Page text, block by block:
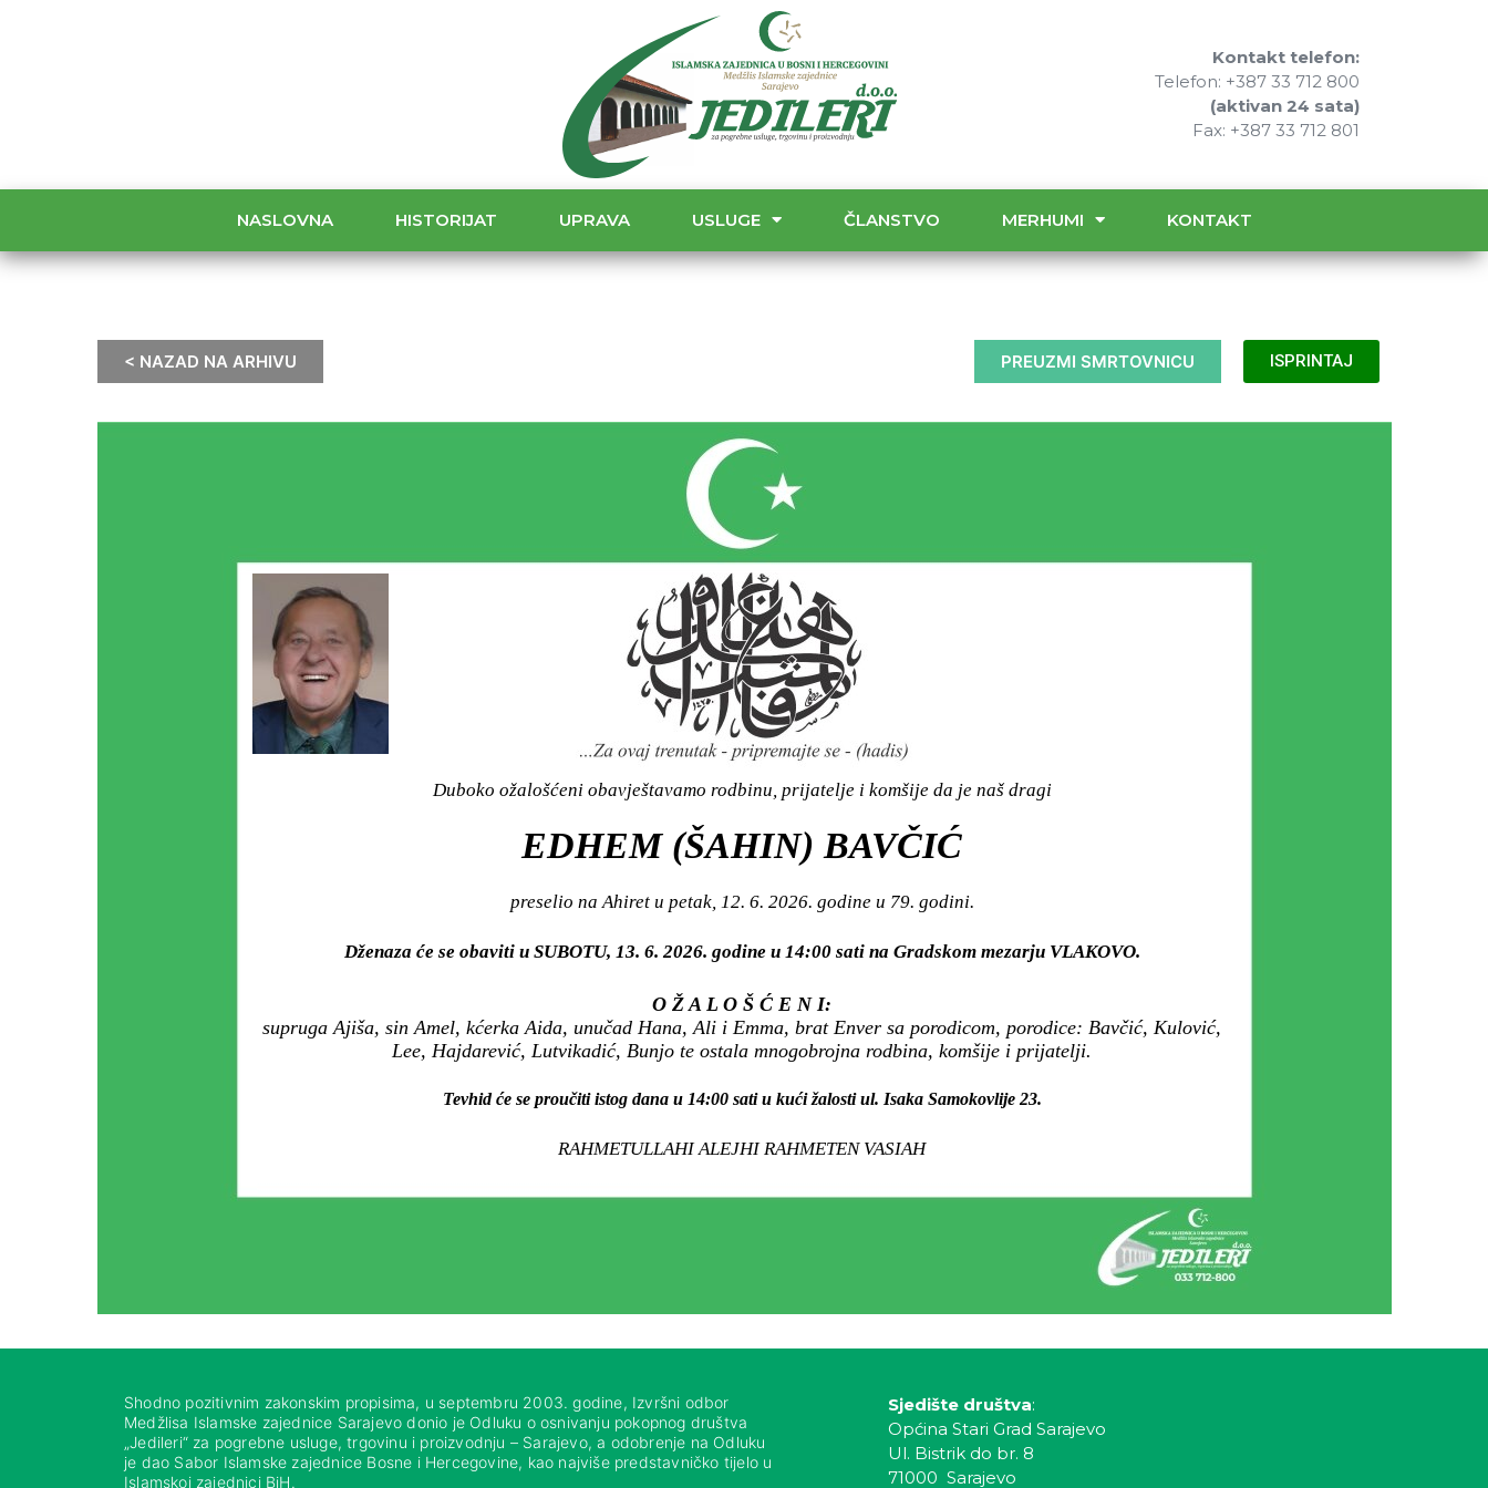
Kontakt telefon:
Telefon: +387 33 712 800
(aktivan 24 sata)
Fax: +387 33 712 801
NASLOVNA HISTORIJAT UPRAVA USLUGE ČLANSTVO MERHUMI KONTAKT
< NAZAD NA ARHIVU PREUZMI SMRTOVNICU ISPRINTAJ
Duboko ožalošćeni obavještavamo rodbinu, prijatelje i komšije da je naš dragi
EDHEM (ŠAHIN) BAVČIĆ
preselio na Ahiret u petak, 12. 6. 2026. godine u 79. godini.
Dženaza će se obaviti u SUBOTU, 13. 6. 2026. godine u 14:00 sati na Gradskom mezarju VLAKOVO.
O Ž A L O Š Ć E N I:
supruga Ajiša, sin Amel, kćerka Aida, unučad Hana, Ali i Emma, brat Enver sa porodicom, porodice: Bavčić, Kulović,
Lee, Hajdarević, Lutvikadić, Bunjo te ostala mnogobrojna rodbina, komšije i prijatelji.
Tevhid će se proučiti istog dana u 14:00 sati u kući žalosti ul. Isaka Samokovlije 23.
RAHMETULLAHI ALEJHI RAHMETEN VASIAH
Shodno pozitivnim zakonskim propisima, u septembru 2003. godine, Izvršni odbor
Medžlisa Islamske zajednice Sarajevo donio je Odluku o osnivanju pokopnog društva
„Jedileri“ za pogrebne usluge, trgovinu i proizvodnju – Sarajevo, a odobrenje na Odluku
je dao Sabor Islamske zajednice Bosne i Hercegovine, kao najviše predstavničko tijelo u
Islamskoj zajednici BiH.
Sjedište društva:
Općina Stari Grad Sarajevo
Ul. Bistrik do br. 8
71000 Sarajevo